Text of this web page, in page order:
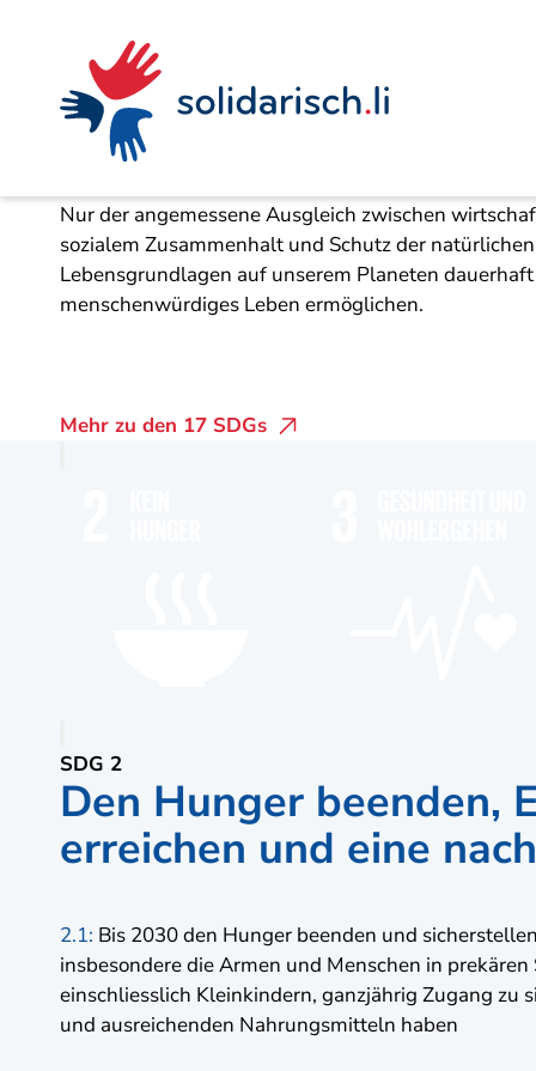
Navigieren
solidarisch.li
Seitenkontext
InhaltDie 17
Nur der angemessene Ausgleich zwischen
sozialem Zusammenhalt und Schutz der
Lebensgrundlagen auf unserem Planeten
menschenwürdiges Leben ermöglichen.
Mehr zu den 17 SDGs
SDG 2
Den Hunger beenden,
erreichen und eine
2.1: Bis 2030 den Hunger beenden und
insbesondere die Armen und Menschen in prekären
einschliesslich Kleinkindern, ganzjährig Zugang zu
und ausreichenden Nahrungsmitteln haben